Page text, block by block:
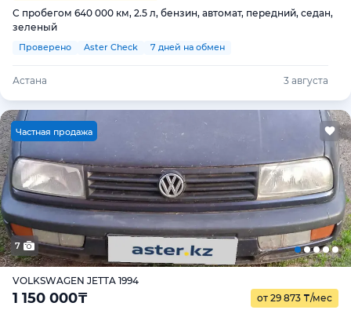
С пробегом 640 000 км, 2.5 л, бензин, автомат, передний, седан,
зеленый
Проверено Aster Check 7 дней на обмен
Астана 3 августа
Частная продажа
7
VOLKSWAGEN JETTA 1994
1 150 000₸ от 29 873 ₸/мес